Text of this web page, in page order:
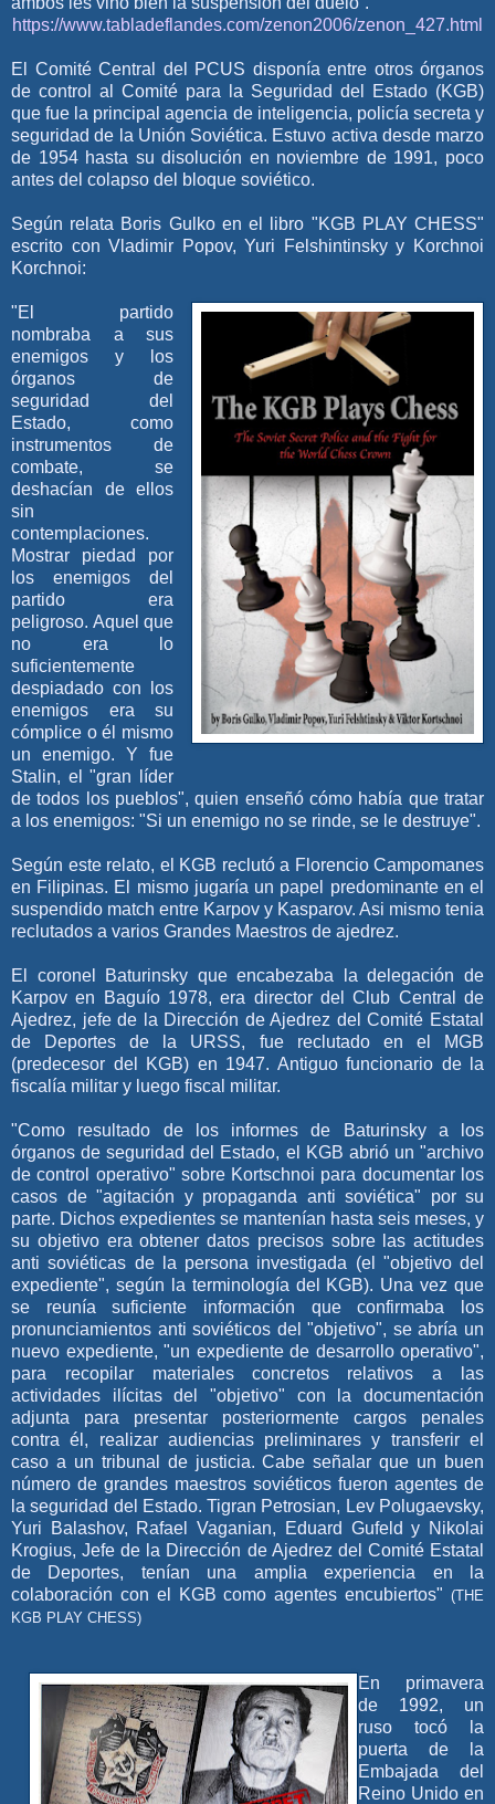
https://www.tabladeflandes.com/zenon2006/zenon_427.html
El Comité Central del PCUS disponía entre otros órganos
de control al Comité para la Seguridad del Estado (KGB)
que fue la principal agencia de inteligencia, policía secreta y
seguridad de la Unión Soviética. Estuvo activa desde marzo
de 1954 hasta su disolución en noviembre de 1991, poco
antes del colapso del bloque soviético.
Según relata Boris Gulko en el libro "KGB PLAY CHESS"
escrito con Vladimir Popov, Yuri Felshintinsky y Korchnoi
Korchnoi:
"El partido
nombraba a sus
enemigos y los
órganos de
seguridad del
Estado, como
instrumentos de
combate, se
deshacían de ellos
sin
contemplaciones.
Mostrar piedad por
los enemigos del
partido era
peligroso. Aquel que
no era lo
suficientemente
despiadado con los
enemigos era su
cómplice o él mismo
un enemigo. Y fue
Stalin, el "gran líder
de todos los pueblos", quien enseñó cómo había que tratar
a los enemigos: "Si un enemigo no se rinde, se le destruye".
Según este relato, el KGB reclutó a Florencio Campomanes
en Filipinas. El mismo jugaría un papel predominante en el
suspendido match entre Karpov y Kasparov. Asi mismo tenia
reclutados a varios Grandes Maestros de ajedrez.
El coronel Baturinsky que encabezaba la delegación de
Karpov en Baguío 1978, era director del Club Central de
Ajedrez, jefe de la Dirección de Ajedrez del Comité Estatal
de Deportes de la URSS, fue reclutado en el MGB
(predecesor del KGB) en 1947. Antiguo funcionario de la
fiscalía militar y luego fiscal militar.
"Como resultado de los informes de Baturinsky a los
órganos de seguridad del Estado, el KGB abrió un "archivo
de control operativo" sobre Kortschnoi para documentar los
casos de "agitación y propaganda anti soviética" por su
parte. Dichos expedientes se mantenían hasta seis meses, y
su objetivo era obtener datos precisos sobre las actitudes
anti soviéticas de la persona investigada (el "objetivo del
expediente", según la terminología del KGB). Una vez que
se reunía suficiente información que confirmaba los
pronunciamientos anti soviéticos del "objetivo", se abría un
nuevo expediente, "un expediente de desarrollo operativo",
para recopilar materiales concretos relativos a las
actividades ilícitas del "objetivo" con la documentación
adjunta para presentar posteriormente cargos penales
contra él, realizar audiencias preliminares y transferir el
caso a un tribunal de justicia. Cabe señalar que un buen
número de grandes maestros soviéticos fueron agentes de
la seguridad del Estado. Tigran Petrosian, Lev Polugaevsky,
Yuri Balashov, Rafael Vaganian, Eduard Gufeld y Nikolai
Krogius, Jefe de la Dirección de Ajedrez del Comité Estatal
de Deportes, tenían una amplia experiencia en la
colaboración con el KGB como agentes encubiertos" (THE
KGB PLAY CHESS)
En primavera
de 1992, un
ruso tocó la
puerta de la
Embajada del
Reino Unido en